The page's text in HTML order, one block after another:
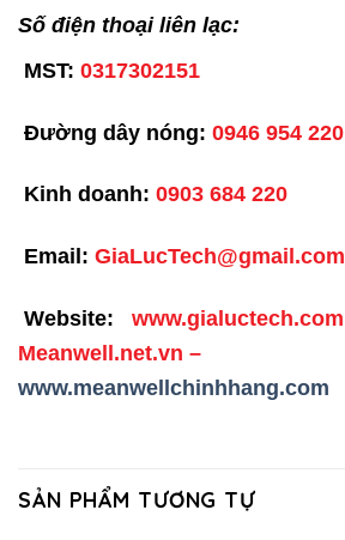
Số điện thoại liên lạc:
MST: 0317302151
Đường dây nóng: 0946 954 220
Kinh doanh: 0903 684 220
Email: GiaLucTech@gmail.com
Website: www.gialuctech.com
Meanwell.net.vn –
www.meanwellchinhhang.com
SẢN PHẨM TƯƠNG TỰ